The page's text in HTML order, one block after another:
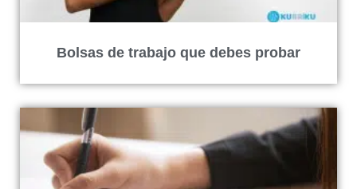
Bolsas de trabajo que debes probar